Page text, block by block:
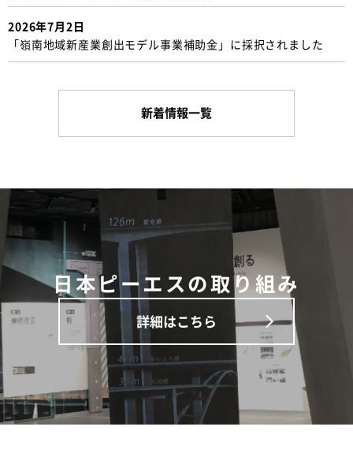
2026年7月2日
「嶺南地域新産業創出モデル事業補助金」に採択されました
新着情報一覧
日本ピーエスの取り組み
詳細はこちら